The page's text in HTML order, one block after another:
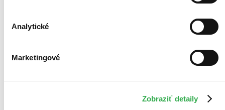
Analytické
Marketingové
Zobraziť detaily